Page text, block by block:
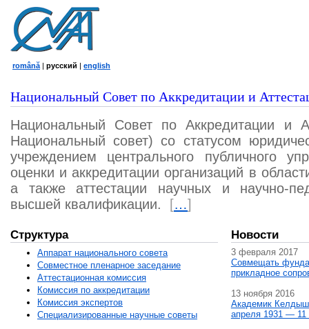
română | русский | english
Национальный Совет по Аккредитации и
Национальный Совет по Аккредитации и
Национальный совет) со статусом
учреждением центрального публичного
оценки и аккредитации организаций в
а также аттестации научных и научно-
высшей квалификации.
[…]
Структура
Аппарат национального совета
Совместное пленарное заседание
Аттестационная комисcия
Комиссия по аккредитации
Комиссия экспертов
Специализированные научные советы
Новости
3 февраля 2017
Совмещать
прикладное
13 ноября 2016
Академик
апреля 1931 — 11